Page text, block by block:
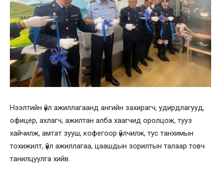
Нээлтийн үйл ажиллагаанд ангийн захирагч, удирдлагууд,
офицер, ахлагч, ажилтан алба хаагчид оролцож, тууз
хайчилж, амтат зууш, кофегоор үйлчилж, тус танхимын
тохижилт, үйл ажиллагаа, цаашдын зорилтын талаар товч
танилцуулга хийв.